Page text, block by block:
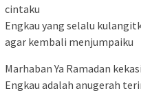
cintaku
Engkau yang selalu
agar kembali menjumpaiku
Marhaban Ya Ramadan
Engkau adalah anugerah